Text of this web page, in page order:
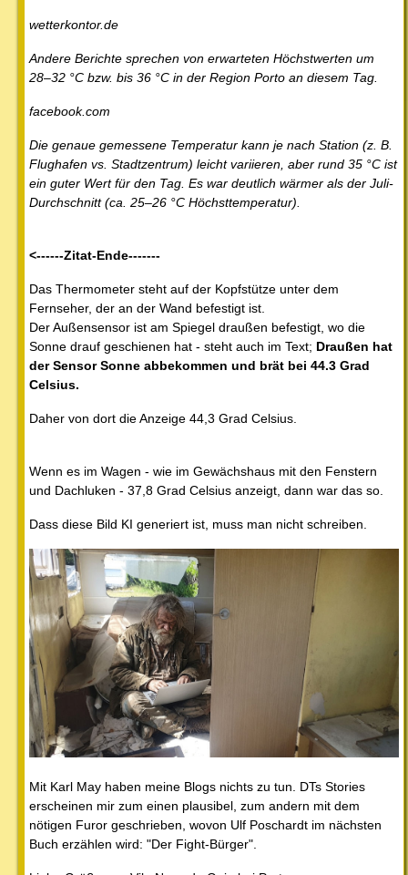
wetterkontor.de
Andere Berichte sprechen von erwarteten Höchstwerten um
28–32 °C bzw. bis 36 °C in der Region Porto an diesem Tag.
facebook.com
Die genaue gemessene Temperatur kann je nach Station (z. B.
Flughafen vs. Stadtzentrum) leicht variieren, aber rund 35 °C ist
ein guter Wert für den Tag. Es war deutlich wärmer als der Juli-
Durchschnitt (ca. 25–26 °C Höchsttemperatur).
<------Zitat-Ende-------
Das Thermometer steht auf der Kopfstütze unter dem
Fernseher, der an der Wand befestigt ist.
Der Außensensor ist am Spiegel draußen befestigt, wo die
Sonne drauf geschienen hat - steht auch im Text; Draußen hat
der Sensor Sonne abbekommen und brät bei 44.3 Grad
Celsius.
Daher von dort die Anzeige 44,3 Grad Celsius.
Wenn es im Wagen - wie im Gewächshaus mit den Fenstern
und Dachluken - 37,8 Grad Celsius anzeigt, dann war das so.
Dass diese Bild KI generiert ist, muss man nicht schreiben.
Mit Karl May haben meine Blogs nichts zu tun. DTs Stories
erscheinen mir zum einen plausibel, zum andern mit dem
nötigen Furor geschrieben, wovon Ulf Poschardt im nächsten
Buch erzählen wird: "Der Fight-Bürger".